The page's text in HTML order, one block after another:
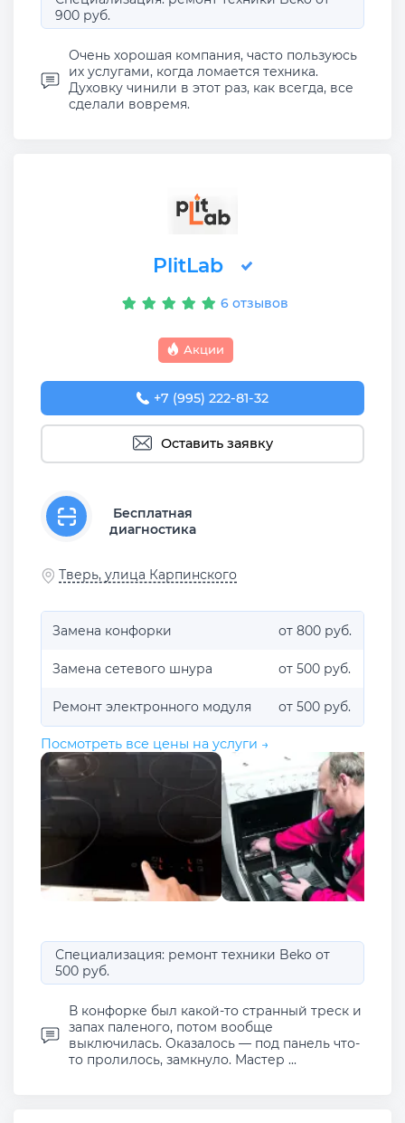
900 руб.
Очень хорошая компания, часто пользуюсь
их услугами, когда ломается техника.
Духовку чинили в этот раз, как всегда, все
сделали вовремя.
PlitLab
6 отзывов
Акции
+7 (995) 222-81-32
Оставить заявку
Бесплатная
диагностика
Тверь, улица Карпинского
Замена конфорки от 800 руб.
Замена сетевого шнура от 500 руб.
Ремонт электронного модуля от 500 руб.
Посмотреть все цены на услуги →
Специализация: ремонт техники Beko от
500 руб.
В конфорке был какой-то странный треск и
запах паленого, потом вообще
выключилась. Оказалось — под панель что-
то пролилось, замкнуло. Мастер ...